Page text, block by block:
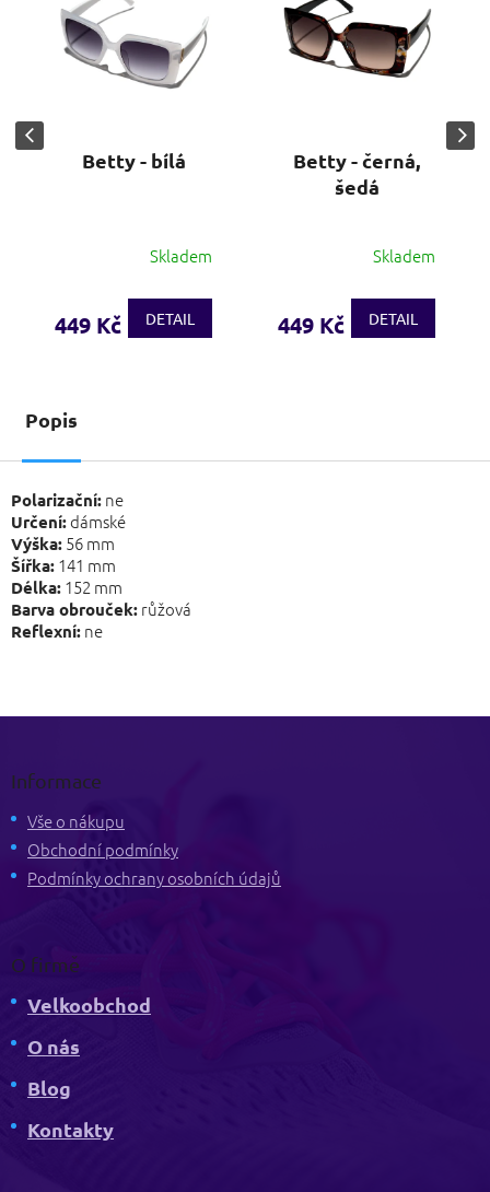
Betty - bílá
Skladem
449 Kč DETAIL
Betty - černá,
šedá
Skladem
449 Kč DETAIL
Popis
Polarizační: ne
Určení:dámské
Výška: 56 mm
Šířka: 141 mm
Délka: 152 mm
Barva obrouček: růžová
Reflexní: ne
Informace
Vše o nákupu
Obchodní podmínky
Podmínky ochrany osobních údajů
O firmě
Velkoobchod
O nás
Blog
Kontakty